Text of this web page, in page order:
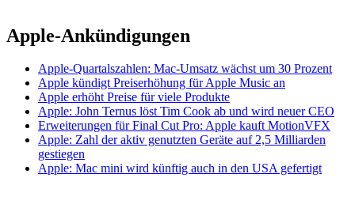
Apple-Ankündigungen
Apple-Quartalszahlen: Mac-Umsatz wächst um 30 Prozent
Apple kündigt Preiserhöhung für Apple Music an
Apple erhöht Preise für viele Produkte
Apple: John Ternus löst Tim Cook ab und wird neuer CEO
Erweiterungen für Final Cut Pro: Apple kauft MotionVFX
Apple: Zahl der aktiv genutzten Geräte auf 2,5 Milliarden
gestiegen
Apple: Mac mini wird künftig auch in den USA gefertigt